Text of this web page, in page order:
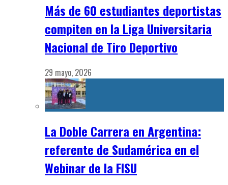
Más de 60 estudiantes deportistas
compiten en la Liga Universitaria
Nacional de Tiro Deportivo
29 mayo, 2026
La Doble Carrera en Argentina:
referente de Sudamérica en el
Webinar de la FISU